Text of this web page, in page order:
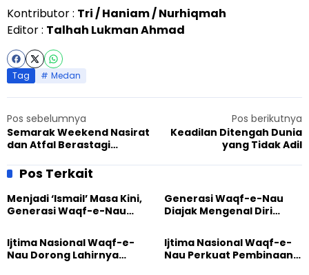
Kontributor : Tri / Haniam / Nurhiqmah
Editor : Talhah Lukman Ahmad
Tag Medan
Pos sebelumnya
Semarak Weekend Nasirat
dan Atfal Berastagi
Pos berikutnya
Keadilan Ditengah Dunia
yang Tidak Adil
Pos Terkait
Menjadi ‘Ismail’ Masa Kini,
Generasi Waqf-e-Nau
Pengabdian
Generasi Waqf-e-Nau
Diajak Mengenal Diri
Dunia
Ijtima Nasional Waqf-e-
Nau Dorong Lahirnya
Ijtima Nasional Waqf-e-
Nau Perkuat Pembinaan